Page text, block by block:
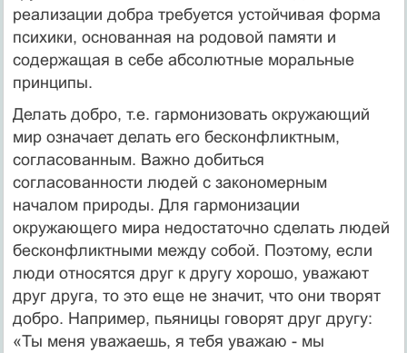
реализации добра требуется устойчивая форма
психики, основанная на родовой памяти и
содержащая в себе абсолютные моральные
принципы.
Делать добро, т.е. гармонизовать окружающий
мир означает делать его бесконфликтным,
согласованным. Важно добиться
согласованности людей с закономерным
началом природы. Для гармонизации
окружающего мира недостаточно сделать людей
бесконфликтными между собой. Поэтому, если
люди относятся друг к другу хорошо, уважают
друг друга, то это еще не значит, что они творят
добро. Например, пьяницы говорят друг другу:
«Ты меня уважаешь, я тебя уважаю - мы